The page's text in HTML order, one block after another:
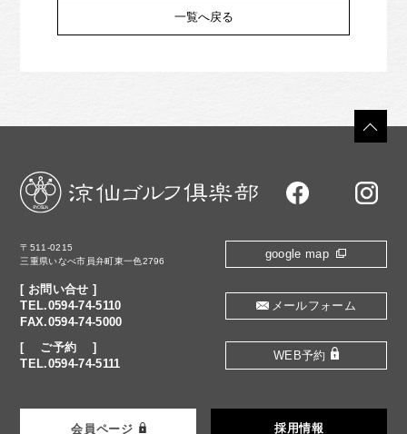
一覧へ戻る
〒511-0215
三重県いなべ市員弁町東一色2796
google map
[ お問い合せ ]
TEL.0594-74-5110
FAX.0594-74-5000
メールフォーム
[ ご予約 ]
TEL.0594-74-5111
WEB予約
会員ページ 採用情報